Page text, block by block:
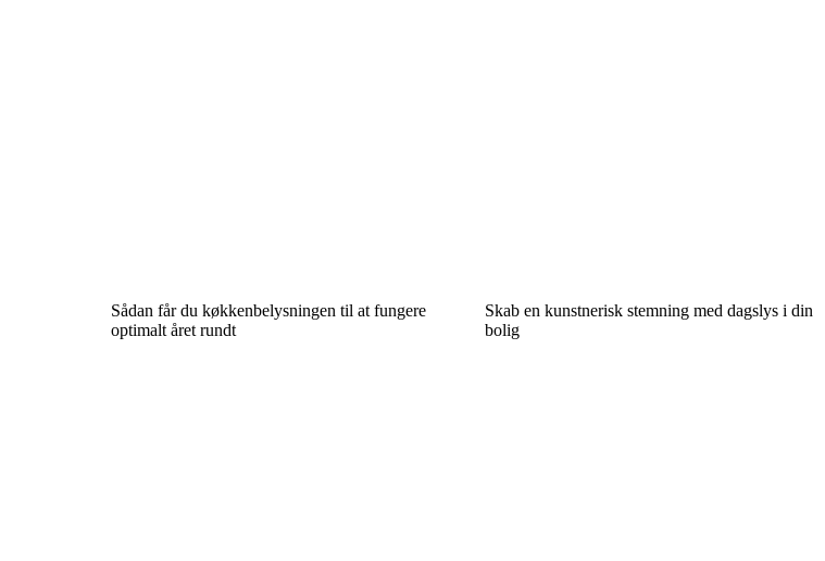
Sådan får du køkkenbelysningen til at fungere
optimalt året rundt
Skab en kunstnerisk stemning med dagslys i din
bolig